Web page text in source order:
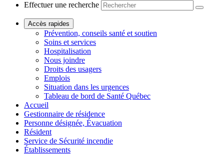
Effectuer une recherche
Accès rapides
Prévention, conseils santé et soutien
Soins et services
Hospitalisation
Nous joindre
Droits des usagers
Emplois
Situation dans les urgences
Tableau de bord de Santé Québec
Accueil
Gestionnaire de résidence
Personne désignée, Évacuation
Résident
Service de Sécurité incendie
Établissements